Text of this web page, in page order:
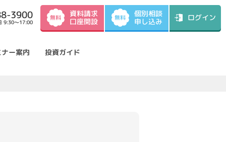
3900
9:30～17:00
無料 資料請求
口座開設 無料 個別相談
申し込み ログイン
ー案内 投資ガイド